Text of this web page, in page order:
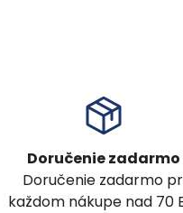
Doručenie zadarmo
Doručenie zadarmo
každom nákupe nad 70